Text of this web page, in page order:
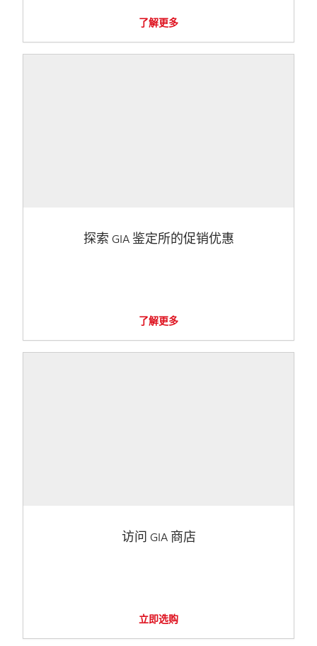
了解更多
探索 GIA 鉴定所的促销优惠
了解更多
访问 GIA 商店
立即选购